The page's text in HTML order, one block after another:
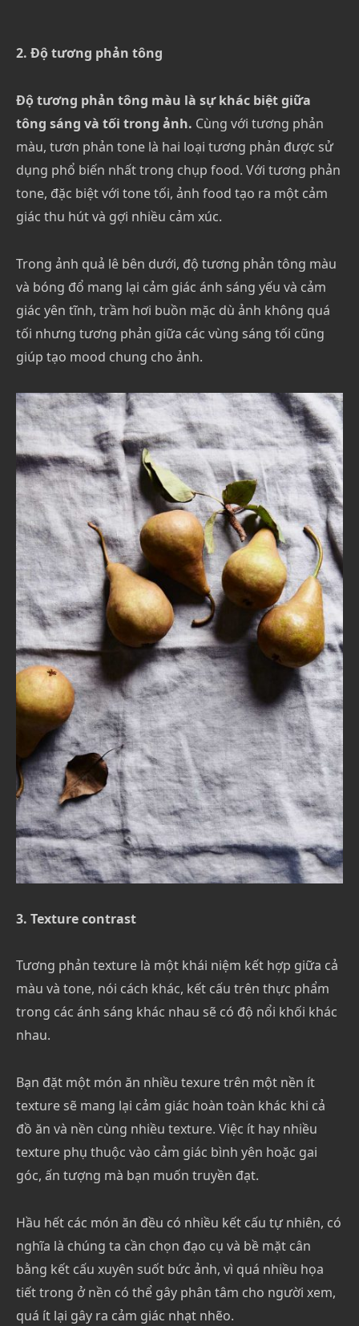
2. Độ tương phản tông
Độ tương phản tông màu là sự khác biệt giữa
tông sáng và tối trong ảnh. Cùng với tương phản
màu, tươn phản tone là hai loại tương phản được sử
dụng phổ biến nhất trong chụp food. Với tương phản
tone, đặc biệt với tone tối, ảnh food tạo ra một cảm
giác thu hút và gợi nhiều cảm xúc.
Trong ảnh quả lê bên dưới, độ tương phản tông màu
và bóng đổ mang lại cảm giác ánh sáng yếu và cảm
giác yên tĩnh, trầm hơi buồn mặc dù ảnh không quá
tối nhưng tương phản giữa các vùng sáng tối cũng
giúp tạo mood chung cho ảnh.
3. Texture contrast
Tương phản texture là một khái niệm kết hợp giữa cả
màu và tone, nói cách khác, kết cấu trên thực phẩm
trong các ánh sáng khác nhau sẽ có độ nổi khối khác
nhau.
Bạn đặt một món ăn nhiều texure trên một nền ít
texture sẽ mang lại cảm giác hoàn toàn khác khi cả
đồ ăn và nền cùng nhiều texture. Việc ít hay nhiều
texture phụ thuộc vào cảm giác bình yên hoặc gai
góc, ấn tượng mà bạn muốn truyền đạt.
Hầu hết các món ăn đều có nhiều kết cấu tự nhiên, có
nghĩa là chúng ta cần chọn đạo cụ và bề mặt cân
bằng kết cấu xuyên suốt bức ảnh, vì quá nhiều họa
tiết trong ở nền có thể gây phân tâm cho người xem,
quá ít lại gây ra cảm giác nhạt nhẽo.